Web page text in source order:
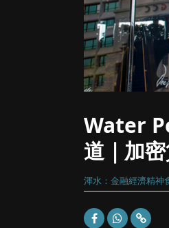
Water
道｜加
渾水：金融經濟精神